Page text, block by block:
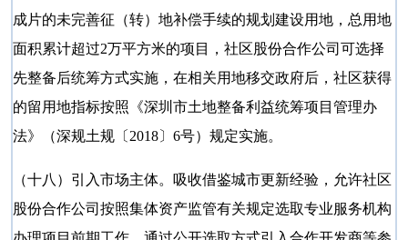
成片的未完善征（转）地补偿手续的规划建设用地，总用地
面积累计超过2万平方米的项目，社区股份合作公司可选择
先整备后统筹方式实施，在相关用地移交政府后，社区获得
的留用地指标按照《深圳市土地整备利益统筹项目管理办
法》（深规土规〔2018〕6号）规定实施。
（十八）引入市场主体。吸收借鉴城市更新经验，允许社区
股份合作公司按照集体资产监管有关规定选取专业服务机构